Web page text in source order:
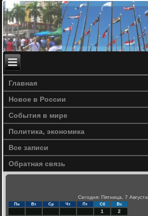
Главная
Новое в России
События в мире
Политика, экономика
Все записи
Обратная связь
Сегодня: Пятница, 7 Августа
Пн Вт Ср Чт Пт Сб Вс
1
2